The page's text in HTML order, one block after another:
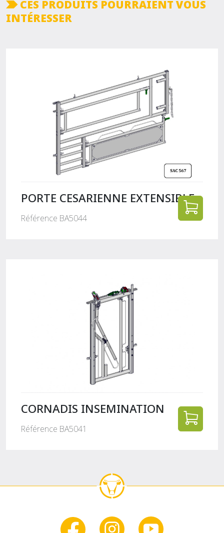
CES PRODUITS POURRAIENT VOUS
INTÉRESSER
PORTE CESARIENNE EXTENSIBLE
Référence BA5044
CORNADIS INSEMINATION
Référence BA5041